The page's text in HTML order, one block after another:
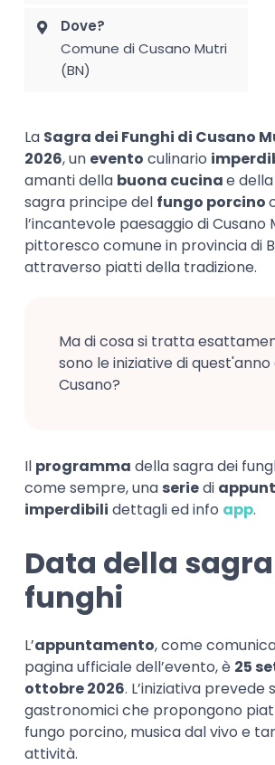
Dove?
Comune di Cusano Mutri
(BN)
La Sagra dei Funghi di Cusano
2026, un evento culinario
amanti della buona cucinae
sagra principe del fungo porcino
l’incantevole paesaggio di Cusano
pittoresco comune in provincia di
attraverso piatti della tradizione.
Ma di cosa si tratta
sono le iniziative di quest'anno
Cusano?
Il programma della sagra dei
come sempre, una seriedi
imperdibili dettagli ed info app.
Data della
funghi
L’appuntamento, come
pagina ufficiale dell’evento, è 25
ottobre 2026. L’iniziativa prevede
gastronomici che propongono
fungo porcino, musica dal vivo e
attività.